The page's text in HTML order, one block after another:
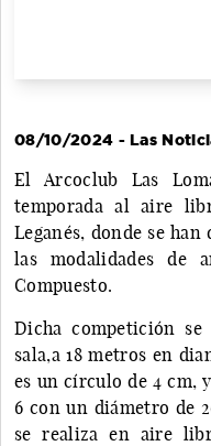
08/10/2024 - Las
El Arcoclub Las
temporada al aire
Leganés, donde se
las modalidades de
Compuesto.
Dicha competición
sala,a 18 metros en
es un círculo de 4 cm,
6 con un diámetro de
se realiza en aire